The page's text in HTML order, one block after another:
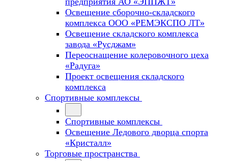
Освещение сборочно-складского
комплекса ООО «РЕМЭКСПО ЛТ»
Освещение складского комплекса
завода «Русджам»
Переоснащение колеровочного цеха
«Радуга»
Проект освещения складского
комплекса
Спортивные комплексы
Спортивные комплексы
Освещение Ледового дворца спорта
«Кристалл»
Торговые пространства